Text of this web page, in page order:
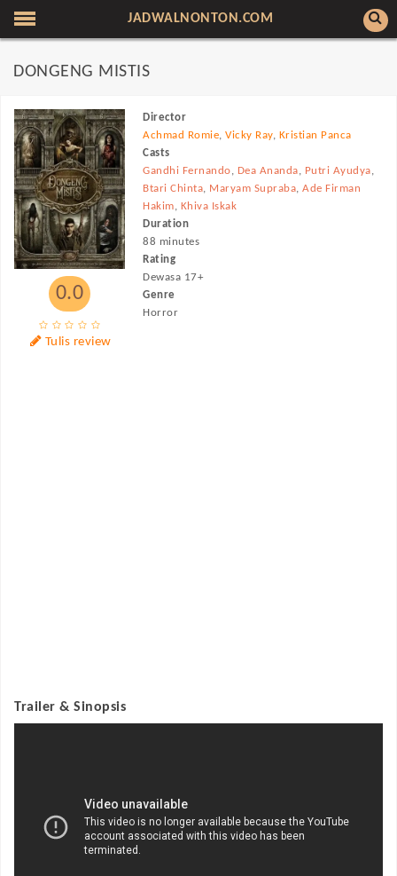
JADWALNONTON.COM
DONGENG MISTIS
0.0
Tulis review
Director
Achmad Romie,Vicky Ray, Kristian Panca
Casts
Gandhi Fernando, Dea Ananda, Putri Ayudya,
Btari Chinta, Maryam Supraba,Ade Firman
Hakim, Khiva Iskak
Duration
88 minutes
Rating
Dewasa 17+
Genre
Horror
Trailer & Sinopsis